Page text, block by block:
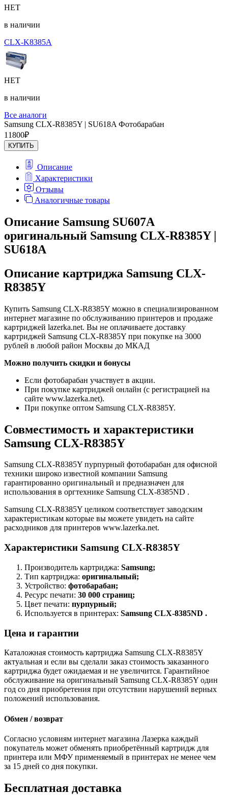
НЕТ
в наличии
CLX-K8385A
НЕТ
в наличии
Все аналоги
Samsung CLX-R8385Y | SU618A Фотобарабан
11800₽
КУПИТЬ
Описание
Характеристики
Отзывы
Аналогичные товары
Описание Samsung SU607A
оригинальный Samsung CLX-R8385Y |
SU618A
Описание картриджа Samsung CLX-
R8385Y
Купить Samsung CLX-R8385Y можно в специализированном
интернет магазине по обслуживанию принтеров и продаже
картриджей lazerka.net. Вы не оплачиваете доставку
картриджей Samsung CLX-R8385Y при покупке на 3000
рублей в любой район Москвы до МКАД
Можно получить скидки и бонусы
Если фотобарабан участвует в акции.
При покупке картриджей онлайн (с регистрацией на
сайте www.lazerka.net).
При покупке оптом Samsung CLX-R8385Y.
Совместимость и характеристики
Samsung CLX-R8385Y
Samsung CLX-R8385Y пурпурный фотобарабан для офисной
техники широко известной компании Samsung
гарантированно оригинальный и предназначен для
использования в оргтехнике Samsung CLX-8385ND .
Samsung CLX-R8385Y целиком соответствует заводским
характеристикам которые вы можете увидеть на сайте
расходников для принтеров www.lazerka.net.
Характеристики Samsung CLX-R8385Y
Производитель картриджа: Samsung;
Тип картриджа: оригинальный;
Устройство: фотобарабан;
Ресурс печати: 30 000 страниц;
Цвет печати: пурпурный;
Используется в принтерах: Samsung CLX-8385ND .
Цена и гарантии
Каталожная стоимость картриджа Samsung CLX-R8385Y
актуальная и если вы сделали заказ стоимость заказанного
картриджа будет ожидаемая и не увеличится. Гарантийное
обслуживание на оригинальный Samsung CLX-R8385Y один
год со дня приобретения при отсутствии нарушений верных
положений использования.
Обмен / возврат
Согласно условиям интернет магазина Лазерка каждый
покупатель может обменять приобретённый картридж для
принтера или МФУ применяемый в принтерах не менее чем
за 15 дней со дня покупки.
Бесплатная доставка